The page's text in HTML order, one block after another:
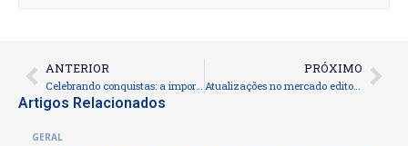
Prev
ANTERIOR PRÓXIMO
Atualizações no mercado editorial: o que autores precisam saber
Artigos Relacionados
GERAL